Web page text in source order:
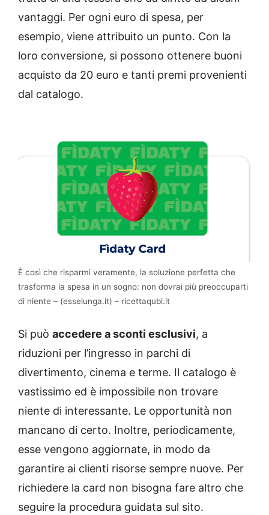
vantaggi. Per ogni euro di spesa, per
esempio, viene attribuito un punto. Con la
loro conversione, si possono ottenere buoni
acquisto da 20 euro e tanti premi provenienti
dal catalogo.
È così che risparmi veramente, la soluzione perfetta che
trasforma la spesa in un sogno: non dovrai più preoccuparti
di niente – (esselunga.it) – ricettaqubi.it
Si può accedere a sconti esclusivi, a
riduzioni per l’ingresso in parchi di
divertimento, cinema e terme. Il catalogo è
vastissimo ed è impossibile non trovare
niente di interessante. Le opportunità non
mancano di certo. Inoltre, periodicamente,
esse vengono aggiornate, in modo da
garantire ai clienti risorse sempre nuove. Per
richiedere la card non bisogna fare altro che
seguire la procedura guidata sul sito.